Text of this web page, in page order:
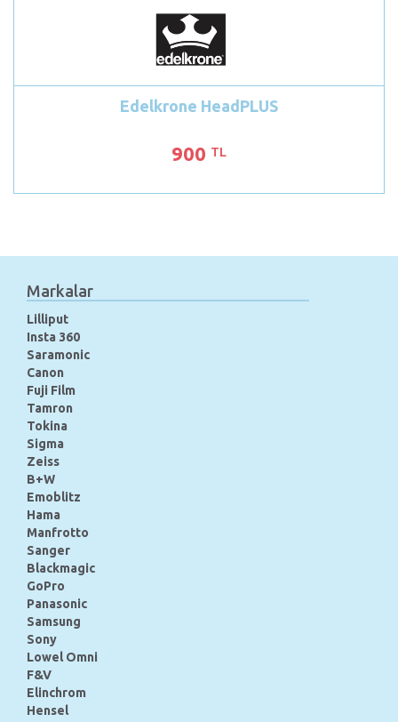
Markalar
Lilliput
Insta 360
Saramonic
Canon
Fuji Film
Tamron
Tokina
Sigma
Zeiss
B+W
Emoblitz
Hama
Manfrotto
Sanger
Blackmagic
GoPro
Panasonic
Samsung
Sony
Lowel Omni
F&V
Elinchrom
Hensel
Edelkrone HeadPLUS
900 TL